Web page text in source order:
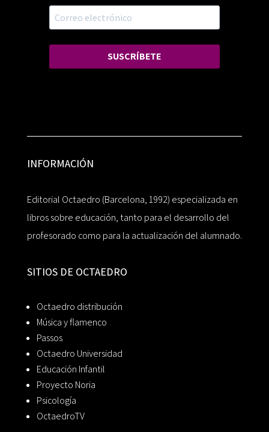
SUSCRÍBETE
INFORMACIÓN
Editorial Octaedro (Barcelona, 1992) especializada en
libros sobre educación, tanto para el desarrollo del
profesorado como para la actualización del alumnado.
SITIOS DE OCTAEDRO
Octaedro distribución
Música y flamenco
Passos
Octaedro Universidad
Educación Infantil
Proyecto Noria
Psicología
OctaedroTV